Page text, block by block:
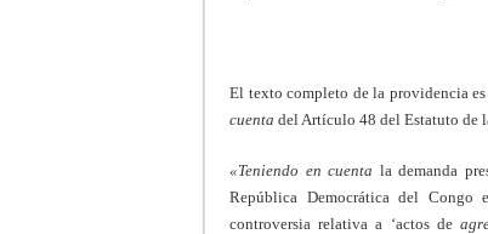
El texto completo de la providencia
cuenta del Artículo 48 del Estatuto de
«Teniendo en cuenta la demanda
República Democrática del Congo
controversia relativa a ‘actos de